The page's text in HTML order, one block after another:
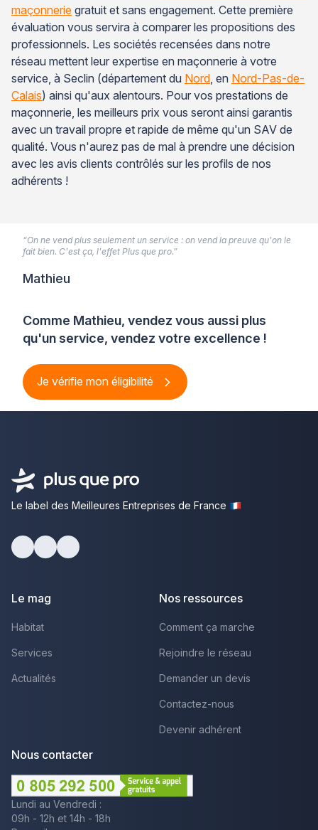
maçonnerie gratuit et sans engagement. Cette première
évaluation vous servira à comparer les propositions des
professionnels. Les sociétés recensées dans notre
réseau mettent leur expertise en maçonnerie à votre
service, à Seclin (département du Nord , en Nord-Pas-de-
Calais) ainsi qu'aux alentours. Pour vos prestations de
maçonnerie, les meilleurs prix vous seront ainsi garantis
avec un travail propre et rapide de même qu'un SAV de
qualité. Vous n'aurez pas de mal à prendre une décision
avec les avis clients contrôlés sur les profils de nos
adhérents !
Comme Mathieu, vendez vous aussi plus
qu'un service, vendez votre excellence !
Je vérifie mon éligibilité
“On ne vend plus seulement un service : on vend la preuve qu'on le
fait bien. C'est ça, l'effet Plus que pro.”
Mathieu
Le label des Meilleures Entreprises de France
Le mag
Habitat
Services
Actualités
Nos ressources
Comment ça marche
Rejoindre le réseau
Demander un devis
Contactez-nous
Devenir adhérent
Nous contacter
Lundi au Vendredi :
09h - 12h et 14h - 18h